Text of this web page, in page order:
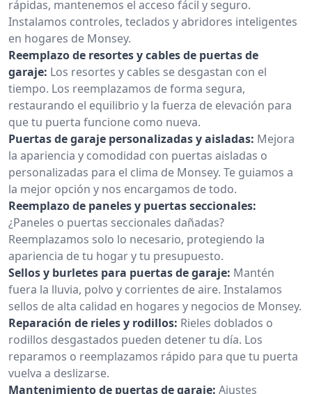
rápidas, mantenemos el acceso fácil y seguro.
Instalamos controles, teclados y abridores inteligentes
en hogares de Monsey.
Reemplazo de resortes y cables de puertas de
garaje: Los resortes y cables se desgastan con el
tiempo. Los reemplazamos de forma segura,
restaurando el equilibrio y la fuerza de elevación para
que tu puerta funcione como nueva.
Puertas de garaje personalizadas y aisladas: Mejora
la apariencia y comodidad con puertas aisladas o
personalizadas para el clima de Monsey. Te guiamos a
la mejor opción y nos encargamos de todo.
Reemplazo de paneles y puertas seccionales:
¿Paneles o puertas seccionales dañadas?
Reemplazamos solo lo necesario, protegiendo la
apariencia de tu hogar y tu presupuesto.
Sellos y burletes para puertas de garaje: Mantén
fuera la lluvia, polvo y corrientes de aire. Instalamos
sellos de alta calidad en hogares y negocios de Monsey.
Reparación de rieles y rodillos: Rieles doblados o
rodillos desgastados pueden detener tu día. Los
reparamos o reemplazamos rápido para que tu puerta
vuelva a deslizarse.
Mantenimiento de puertas de garaje: Ajustes